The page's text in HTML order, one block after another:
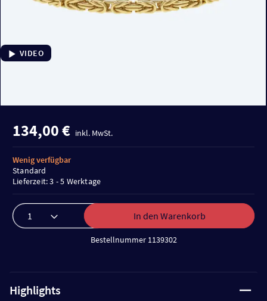
VIDEO
134,00 € inkl. MwSt.
In den Warenkorb
Bestellnummer 1139302
Wenig verfügbar
Standard
Lieferzeit: 3 - 5 Werktage
Highlights